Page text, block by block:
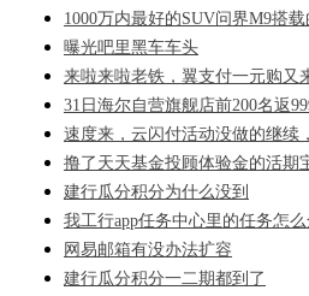
1000万内最好的SUV问界M9搭
曝光吧里黑车车头
来啦来啦老铁，翼支付一元购又
31日海尔自营旗舰店前200名返
速度来，云闪付活动没做的继续
撸了天天基金投顾体验金的活期
建行瓜分积分为什么没到
我工行app任务中心里的任务怎么
网易邮箱有没办法扩容
建行瓜分积分一二期都到了